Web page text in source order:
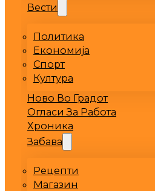
Вести
Политика
Економија
Спорт
Култура
Ново Во Градот
Огласи За Работа
Хроника
Забава
Рецепти
Магазин